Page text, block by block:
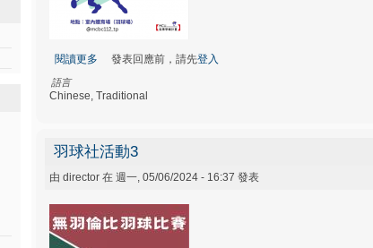
閱讀更多 關於推廣盃
發表回應前，請先登入
語言
Chinese, Traditional
羽球社活動3
由 director在 週一, 05/06/2024 - 16:37 發表